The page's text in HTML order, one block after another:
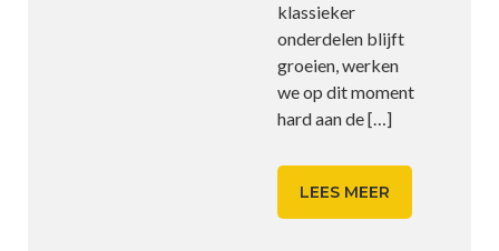
klassieker
onderdelen blijft
groeien, werken
we op dit moment
hard aan de[…]
LEES MEER